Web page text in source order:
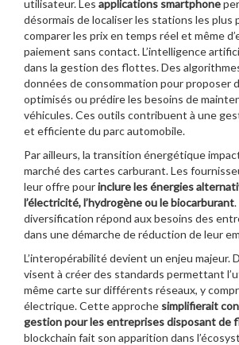
utilisateur. Les applications smartphone
désormais de localiser les stations les plus
comparer les prix en temps réel et même
paiement sans contact. L’intelligence
dans la gestion des flottes. Des
données de consommation pour proposer
optimisés ou prédire les besoins de
véhicules. Ces outils contribuent à une
et efficiente du parc automobile.
Par ailleurs, la transition énergétique
marché des cartes carburant. Les
leur offre pourinclure les énergies
l’électricité, l’hydrogène ou le biocarburant
diversification répond aux besoins des
dans une démarche de réduction de leur
L’interopérabilité devient un enjeu majeur.
visent à créer des standards permettant
même carte sur différents réseaux, y
électrique. Cette approche simplifierait
gestion pour les entreprises disposant de
blockchain fait son apparition dans